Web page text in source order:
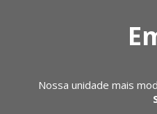
Nossa unidade mais